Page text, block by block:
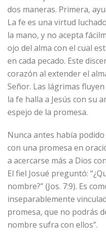
dos maneras. Primera,
La fe es una virtud
la mano, y no acepta
ojo del alma con el cual
en cada pecado. Este
corazón al extender el
Señor. Las lágrimas
la fe halla a Jesús con su
espejo de la promesa.
Nunca antes había
con una promesa en
a acercarse más a Dios
El fiel Josué preguntó:
nombre?” (Jos. 7:9). Es
inseparablemente
promesa, que no podrás
nombre sufra con ellos”.